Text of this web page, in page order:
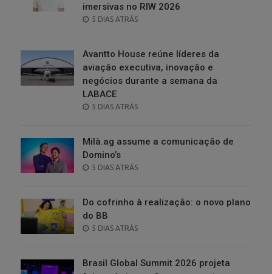
imersivas no RIW 2026
POSTED
5 DIAS ATRÁS
Avantto House reúne líderes da
aviação executiva, inovação e
negócios durante a semana da
LABACE
POSTED
5 DIAS ATRÁS
Milà.ag assume a comunicação de
Domino’s
POSTED
5 DIAS ATRÁS
Do cofrinho à realização: o novo plano
do BB
POSTED
5 DIAS ATRÁS
Brasil Global Summit 2026 projeta